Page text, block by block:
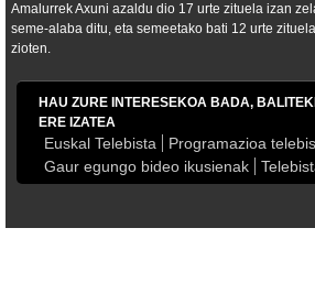
Amalurrek Axuni azaldu dio 17 urte zituela izan
seme-alaba ditu, eta semeetako bati 12 urte
zioten.
HAU ZURE INTERESEKOA BADA,
ERE IZATEA
Euskal Telebista
Programazioa
Gaur egungo bideo ikusienak